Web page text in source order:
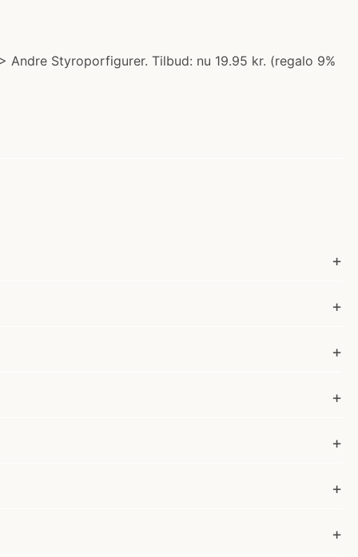
Andre Styroporfigurer. Tilbud: nu 19.95 kr. (regalo 9%